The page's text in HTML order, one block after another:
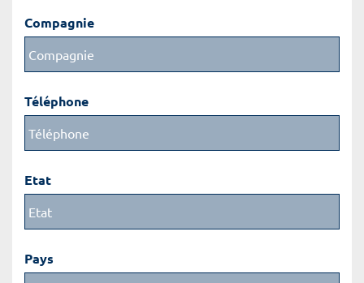
Compagnie
Téléphone
Etat
Pays